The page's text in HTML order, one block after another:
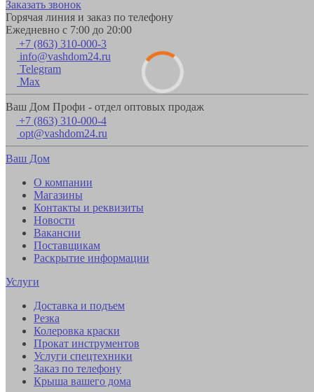
Заказать звонок
Горячая линия и заказ по телефону
Ежедневно с 7:00 до 20:00
+7 (863) 310-000-3
info@vashdom24.ru
Telegram
Max
Ваш Дом Профи - отдел оптовых продаж
+7 (863) 310-000-4
opt@vashdom24.ru
Ваш Дом
О компании
Магазины
Контакты и реквизиты
Новости
Вакансии
Поставщикам
Раскрытие информации
Услуги
Доставка и подъем
Резка
Колеровка краски
Прокат инструментов
Услуги спецтехники
Заказ по телефону
Крыша вашего дома